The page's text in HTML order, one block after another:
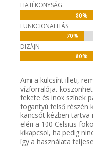
HATÉKONYSÁG
80%
80%
FUNKCIONALITÁS
70%
70%
DIZÁJN
80%
80%
Ami a külcsínt illeti,
vízforralója,
fekete és inox színek
fogantyú felső részén
kancsót kézben tartva
eléri a 100 Celsius-
kikapcsol, ha pedig
így a használata